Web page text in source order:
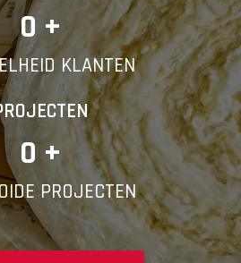
0 +
KLANTEN
0 +
PROJECTEN